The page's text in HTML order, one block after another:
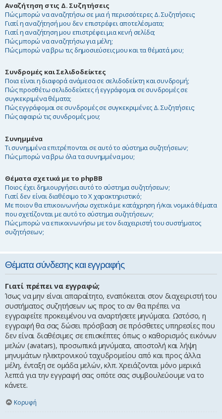
Αναζήτηση στις Δ. Συζητήσεις
Πώς μπορώ να αναζητήσω σε μια ή περισσότερες Δ. Συζητήσεις;
Γιατί η αναζήτησή μου δεν επιστρέφει αποτελέσματα;
Γιατί η αναζήτηση μου επιστρέφει μια κενή σελίδα;
Πώς μπορώ να αναζητήσω για μέλη;
Πώς μπορώ να βρω τις δημοσιεύσεις μου και τα θέματά μου;
Συνδρομές και Σελιδοδείκτες
Ποια είναι η διαφορά ανάμεσα σε σελιδοδείκτη και συνδρομή;
Πώς προσθέτω σελιδοδείκτες ή εγγράφομαι σε συνδρομές σε
συγκεκριμένα θέματα;
Πώς εγγράφομαι σε συνδρομές σε συγκεκριμένες Δ. Συζητήσεις;
Πώς αφαιρώ τις συνδρομές μου;
Συνημμένα
Τι συνημμένα επιτρέπονται σε αυτό το σύστημα συζητήσεων;
Πώς μπορώ να βρω όλα τα συνημμένα μου;
Θέματα σχετικά με το phpBB
Ποιος έχει δημιουργήσει αυτό το σύστημα συζητήσεων;
Γιατί δεν είναι διαθέσιμο το Χ χαρακτηριστικό;
Με ποιον θα επικοινωνήσω σχετικά με κατάχρηση ή/και νομικά θέματα
που σχετίζονται με αυτό το σύστημα συζητήσεων;
Πώς μπορώ να επικοινωνήσω με τον διαχειριστή του συστήματος
συζητήσεων;
Θέματα σύνδεσης και εγγραφής
Γιατί πρέπει να εγγραφώ;
Ίσως να μην είναι απαραίτητο, εναπόκειται στον διαχειριστή του
συστήματος συζητήσεων ως προς το αν θα πρέπει να
εγγραφείτε προκειμένου να αναρτήσετε μηνύματα. Ωστόσο, η
εγγραφή θα σας δώσει πρόσβαση σε πρόσθετες υπηρεσίες που
δεν είναι διαθέσιμες σε επισκέπτες όπως ο καθορισμός εικόνων
μελών (avatars), προσωπικά μηνύματα, αποστολή και λήψη
μηνυμάτων ηλεκτρονικού ταχυδρομείου από και προς άλλα
μέλη, ένταξη σε ομάδα μελών, κλπ. Χρειάζονται μόνο μερικά
λεπτά για την εγγραφή σας οπότε σας συμβουλεύουμε να το
κάνετε.
Κορυφή